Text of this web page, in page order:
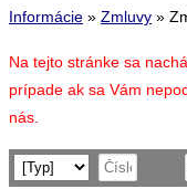
Informácie » Zmluvy »
Na tejto stránke sa
prípade ak sa Vám
nás.